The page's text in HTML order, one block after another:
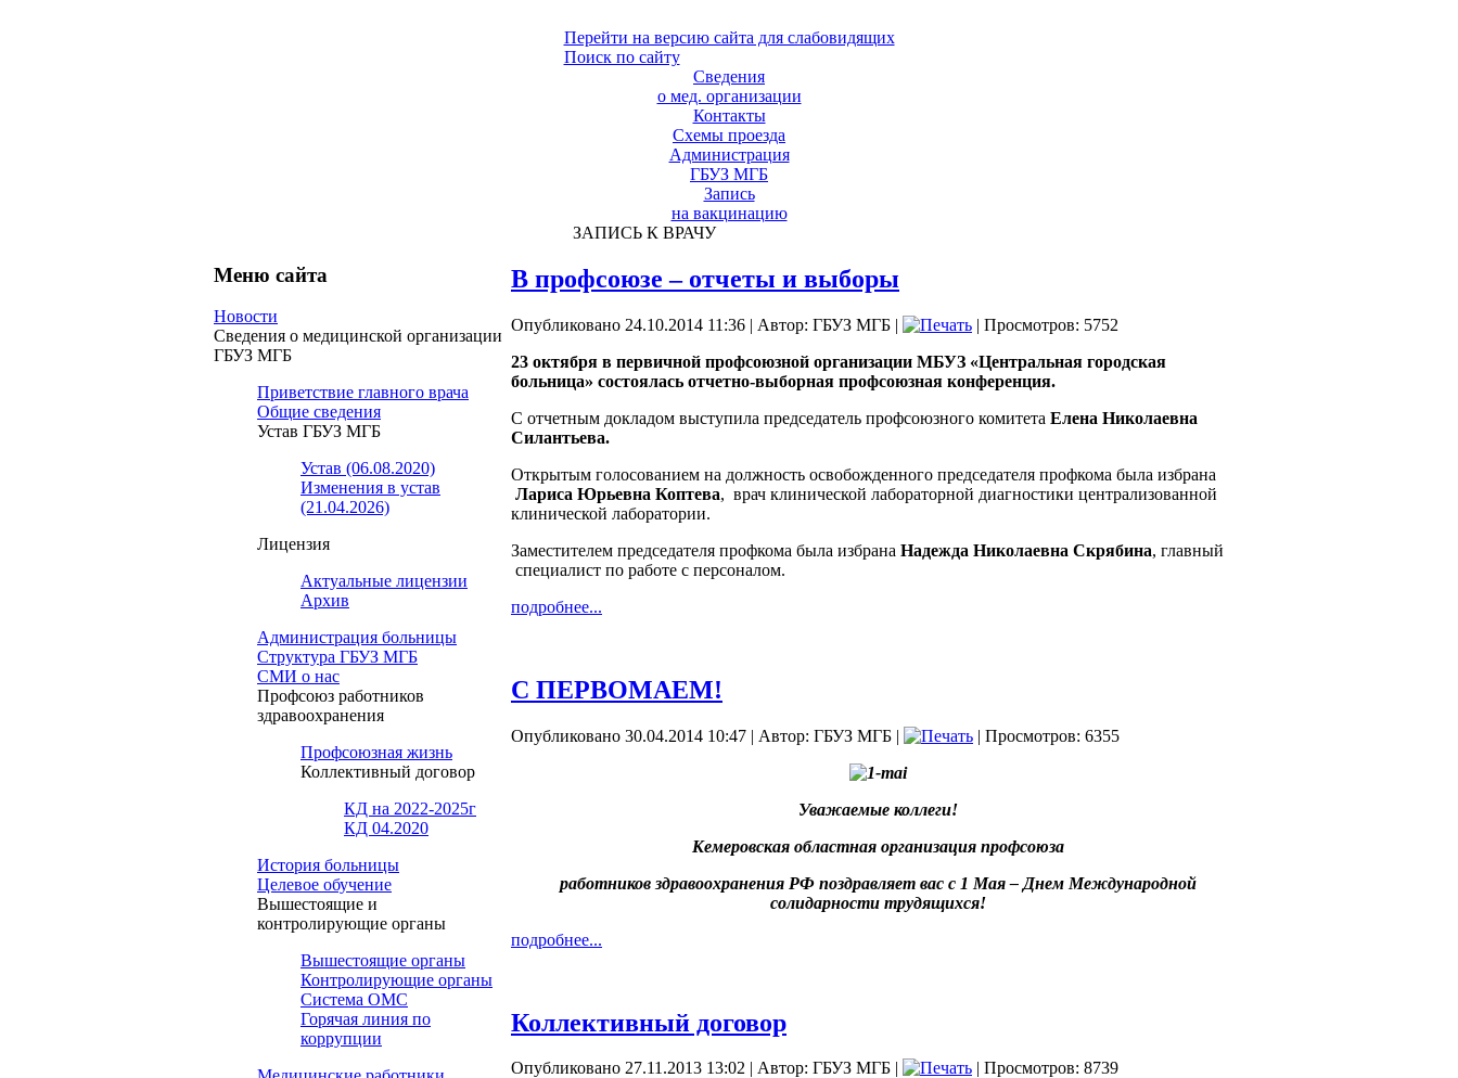
Перейти на версию сайта для слабовидящих
Поиск по сайту
Сведения
о мед. организации
Контакты
Схемы проезда
Администрация
ГБУЗ МГБ
Запись
на вакцинацию
ЗАПИСЬ К ВРАЧУ
Меню сайта
Новости
Сведения о медицинской организации
ГБУЗ МГБ
Приветствие главного врача
Общие сведения
Устав ГБУЗ МГБ
Устав (06.08.2020)
Изменения в устав
(21.04.2026)
Лицензия
Актуальные лицензии
Архив
Администрация больницы
Структура ГБУЗ МГБ
СМИ о нас
Профсоюз работников
здравоохранения
Профсоюзная жизнь
Коллективный договор
КД на 2022-2025г
КД 04.2020
История больницы
Целевое обучение
Вышестоящие и
контролирующие органы
Вышестоящие органы
Контролирующие органы
Система ОМС
Горячая линия по
коррупции
В профсоюзе – отчеты и выборы
Опубликовано 24.10.2014 11:36 | Автор: ГБУЗ МГБ |
| Просмотров: 5752
23 октября в первичной профсоюзной организации МБУЗ «Центральная городская
больница» состоялась отчетно-выборная профсоюзная конференция.
С отчетным докладом выступила председатель профсоюзного комитета Елена Николаевна
Силантьева.
Открытым голосованием на должность освобожденного председателя профкома была избрана
Лариса Юрьевна Коптева, врач клинической лабораторной диагностики централизованной
клинической лаборатории.
Заместителем председателя профкома была избрана Надежда Николаевна Скрябина, главный
специалист по работе с персоналом.
подробнее...
С ПЕРВОМАЕМ!
Опубликовано 30.04.2014 10:47 | Автор: ГБУЗ МГБ | | Просмотров: 6355
Уважаемые коллеги!
Кемеровская областная организация профсоюза
работников здравоохранения РФ поздравляет вас с 1 Мая – Днем Международной
солидарности трудящихся!
подробнее...
Коллективный договор
Опубликовано 27.11.2013 13:02 | Автор: ГБУЗ МГБ | | Просмотров: 8739